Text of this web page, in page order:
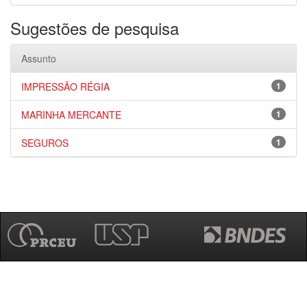
Sugestões de pesquisa
Assunto
1
IMPRESSÃO RÉGIA
1
MARINHA MERCANTE
1
SEGUROS